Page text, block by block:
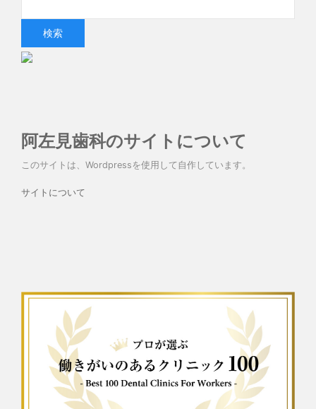
阿左見歯科のサイトについて
このサイトは、Wordpressを使用して自作しています。
サイトについて